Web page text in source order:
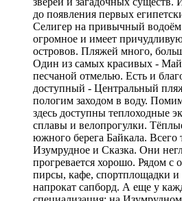
до появления первых
Селигер на привычный
огромное и имеет
островов. Пляжей много,
Один из самых красивых -
песчаной отмелью. Есть и
доступный - Центральный
пологим заходом в воду.
здесь доступны теплоходные
сплавы и велопрогулки.
южного берега Байкала. Всего
Изумрудное и Сказка. Они
прогревается хорошо. Рядом с
пирсы, кафе, спортплощадки
напрокат сапборд. А еще у